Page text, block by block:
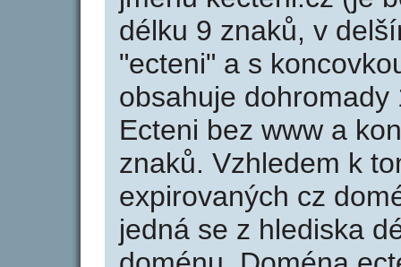
délku 9 znaků, v
"ecteni" a s
obsahuje
Ecteni bez www a
znaků. Vzhledem k
expirovaných cz
jedná se z hlediska